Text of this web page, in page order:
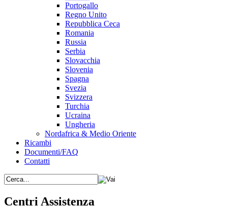
Portogallo
Regno Unito
Repubblica Ceca
Romania
Russia
Serbia
Slovacchia
Slovenia
Spagna
Svezia
Svizzera
Turchia
Ucraina
Ungheria
Nordafrica & Medio Oriente
Ricambi
Documenti/FAQ
Contatti
Centri Assistenza